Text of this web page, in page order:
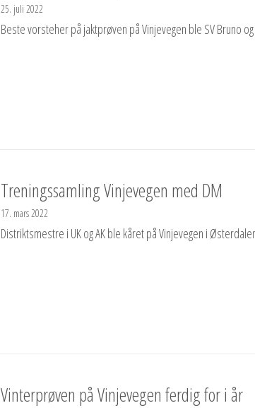
25. juli 2022
Beste vorsteher på jaktprøven på Vinjevegen ble SV Bruno
Treningssamling Vinjevegen med DM
17. mars 2022
Distriktsmestre i UK og AK ble kåret på Vinjevegen i
Vinterprøven på Vinjevegen ferdig for i år